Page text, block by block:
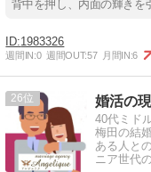
背中を押し、内面の輝きを
1983326
週間IN:0 週間OUT:57 月間IN:6
26
40代ミド
梅田の結
ある人と
ニア世代